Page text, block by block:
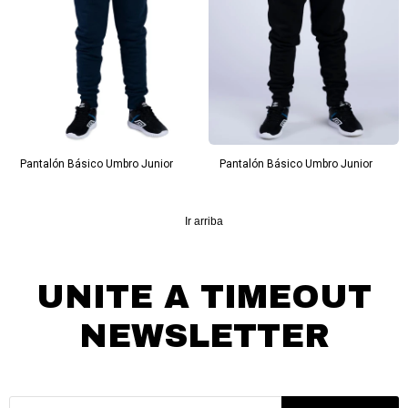
Pantalón Básico Umbro Junior Pantalón Básico Umbro Junior
Ir arriba
UNITE A TIMEOUT
NEWSLETTER